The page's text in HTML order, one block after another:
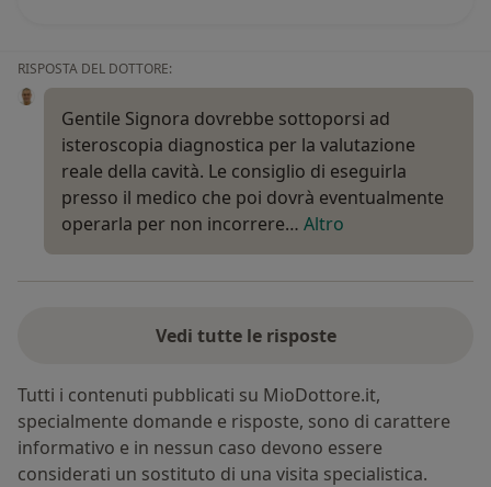
RISPOSTA DEL DOTTORE:
Gentile Signora dovrebbe sottoporsi ad
isteroscopia diagnostica per la valutazione
reale della cavità. Le consiglio di eseguirla
presso il medico che poi dovrà eventualmente
operarla per non incorrere… Altro
Vedi tutte le risposte
Tutti i contenuti pubblicati su MioDottore.it,
specialmente domande e risposte, sono di carattere
informativo e in nessun caso devono essere
considerati un sostituto di una visita specialistica.